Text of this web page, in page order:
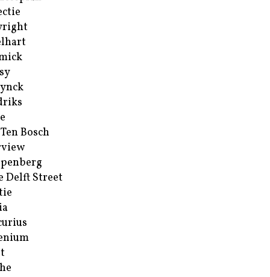
Bosch
Delft Street